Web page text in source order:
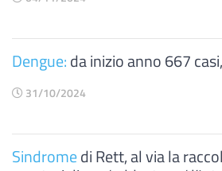
Dengue:da inizio anno 667
31/10/2024
Sindromedi Rett, al via la